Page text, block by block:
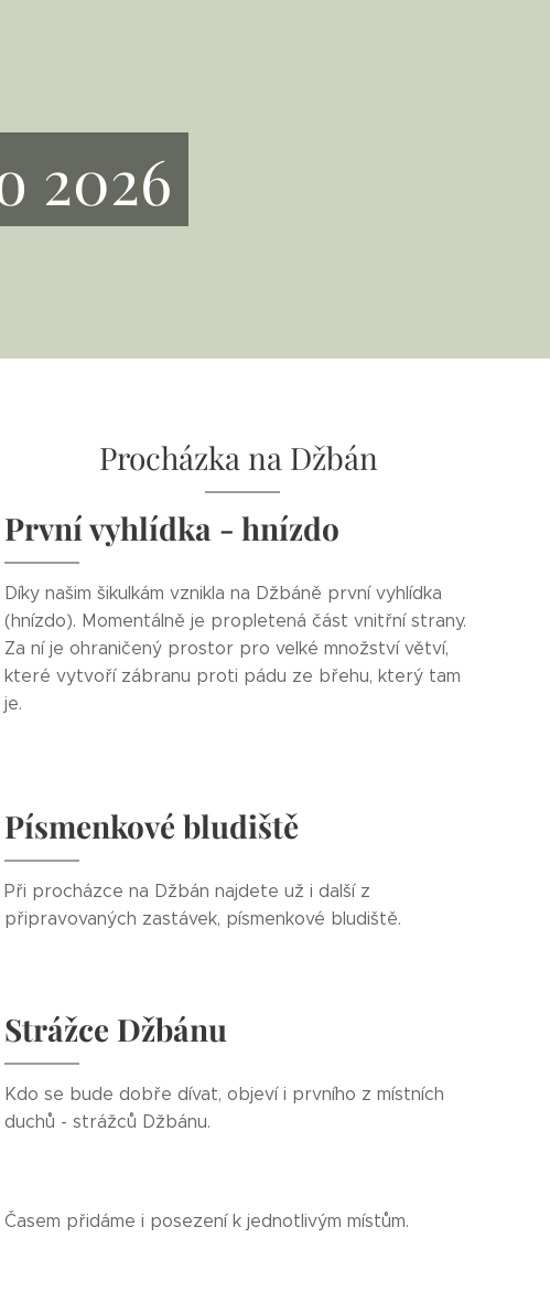
2026
Procházka na Džbán
První vyhlídka - hnízdo
Díky našim šikulkám vznikla na Džbáně první vyhlídka
(hnízdo). Momentálně je propletená část vnitřní strany.
Za ní je ohraničený prostor pro velké množství větví,
které vytvoří zábranu proti pádu ze břehu, který tam
je.
Písmenkové bludiště
Při procházce na Džbán najdete už i další z
připravovaných zastávek, písmenkové bludiště.
Strážce Džbánu
Kdo se bude dobře dívat, objeví i prvního z místních
duchů - strážců Džbánu.
Časem přidáme i posezení k jednotlivým místům.